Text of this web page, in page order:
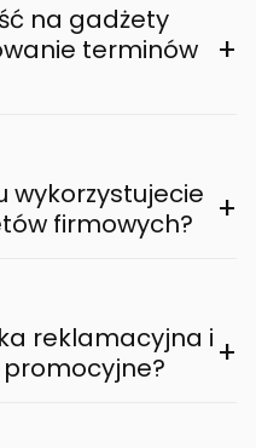
na gadżety
terminów
+
wykorzystujecie
firmowych?
+
reklamacyjna i +